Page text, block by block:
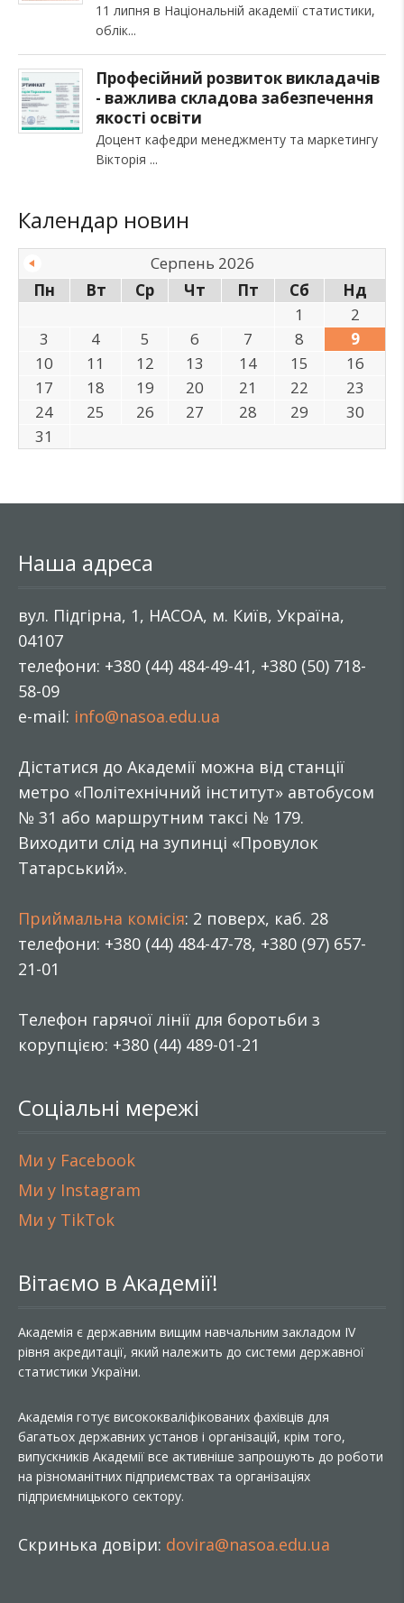
11 липня в Національній академії статистики,
облік
Професійний розвиток викладачів
- важлива складова забезпечення
якості освіти
Доцент кафедри менеджменту та маркетингу
Вікторія
Календар новин
Серпень 2026
Пн
Вт Ср Чт Пт Сб
Нд
1
2
3
4 5 6 7 8
9
10
11 12 13 14 15
16
17
18 19 20 21 22
23
24
25 26 27 28 29
30
31
Наша адреса
вул. Підгірна, 1, НАСОА, м. Київ, Україна,
04107
телефони: +380 (44) 484-49-41, +380 (50) 718-
58-09
e-mail: info@nasoa.edu.ua
Дістатися до Академії можна від станції
метро «Політехнічний інститут» автобусом
№ 31 або маршрутним таксі № 179.
Виходити слід на зупинці «Провулок
Татарський».
Приймальна комісія: 2 поверх, каб. 28
телефони: +380 (44) 484-47-78, +380 (97) 657-
21-01
Телефон гарячої лінії для боротьби з
корупцією: +380 (44) 489-01-21
Соціальні мережі
Ми у Facebook
Ми у Instagram
Ми у TikTok
Вітаємо в Академії!
Академія є державним вищим навчальним закладом IV
рівня акредитації, який належить до системи державної
статистики України.
Академія готує висококваліфікованих фахівців для
багатьох державних установ і організацій, крім того,
випускників Академії все активніше запрошують до роботи
на різноманітних підприємствах та організаціях
підприємницького сектору.
Скринька довіри: dovira@nasoa.edu.ua